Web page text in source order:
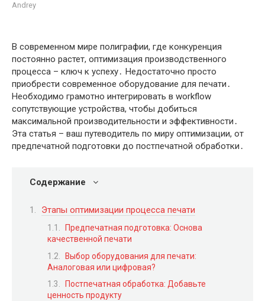
Andrey
В современном мире полиграфии, где конкуренция
постоянно растет, оптимизация производственного
процесса – ключ к успеху․ Недостаточно просто
приобрести современное оборудование для печати․
Необходимо грамотно интегрировать в workflow
сопутствующие устройства, чтобы добиться
максимальной производительности и эффективности․
Эта статья – ваш путеводитель по миру оптимизации, от
предпечатной подготовки до постпечатной обработки․
Содержание
Этапы оптимизации процесса печати
Предпечатная подготовка: Основа
качественной печати
Выбор оборудования для печати:
Аналоговая или цифровая?
Постпечатная обработка: Добавьте
ценность продукту